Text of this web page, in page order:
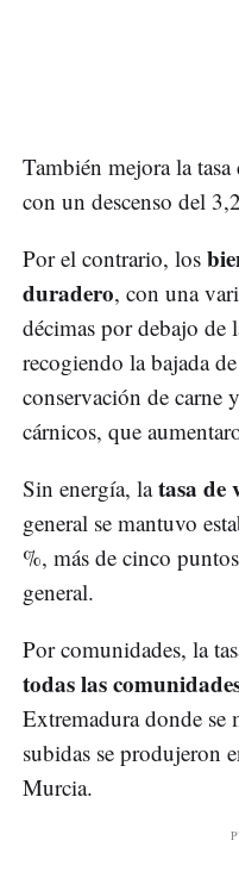
También mejora la tasa
con un descenso del
Por el contrario, los
duradero, con una
décimas por debajo de
recogiendo la bajada
conservación de carne
cárnicos, que
Sin energía, latasa de
general se mantuvo
%, más de cinco
general.
Por comunidades, la
todas las
Extremadura donde se
subidas se produjeron
Murcia.